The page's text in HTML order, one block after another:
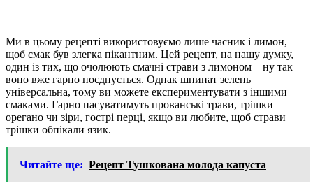
Ми в цьому рецепті використовуємо лише часник і лимон,
щоб смак був злегка пікантним. Цей рецепт, на нашу думку,
один із тих, що очолюють смачні страви з лимоном – ну так
воно вже гарно поєднується. Однак шпинат зелень
універсальна, тому ви можете експериментувати з іншими
смаками. Гарно пасуватимуть прованські трави, трішки
орегано чи зіри, гострі перці, якщо ви любите, щоб страви
трішки обпікали язик.
Читайте ще: Рецепт Тушкована молода капуста